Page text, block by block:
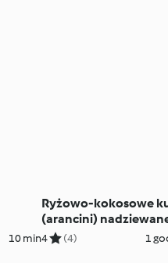
10 min
Ryżowo-kokosowe
(arancini)
suszonymi śliwkami
4 (4) 1